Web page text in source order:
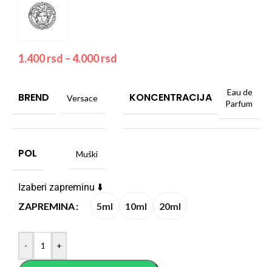
1.400rsd –4.000rsd
BREND Versace KONCENTRACIJA
Eau de
Parfum
POL Muški
Izaberi zapreminu ⬇️
ZAPREMINA
5ml 10ml 20ml
- +